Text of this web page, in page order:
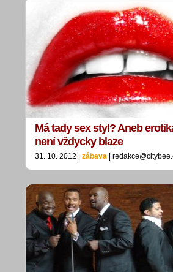
Má tady sex styl? Aneb
není vždycky blaze
31. 10. 2012 | zábava |